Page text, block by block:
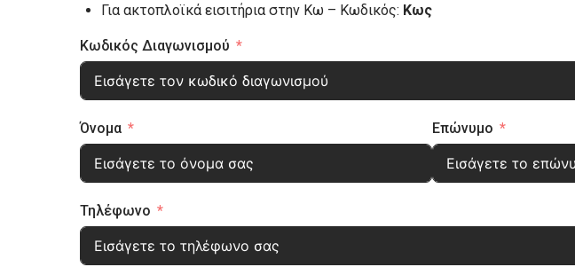
Για ακτοπλοϊκά εισιτήρια στην Κω – Κωδικός: Κως
Κωδικός Διαγωνισμού
Όνομα Επώνυμο
Τηλέφωνο